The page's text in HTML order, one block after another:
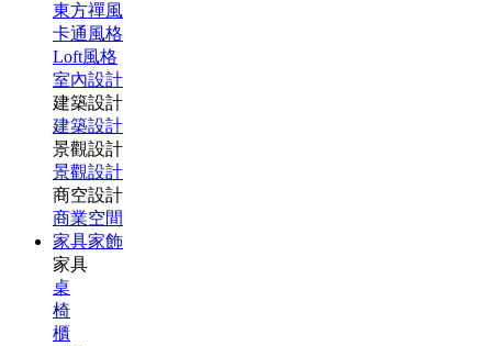
東方禪風
卡通風格
Loft風格
室內設計
建築設計
建築設計
景觀設計
景觀設計
商空設計
商業空間
家具家飾
家具
桌
椅
櫃